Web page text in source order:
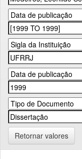
Retornar valores